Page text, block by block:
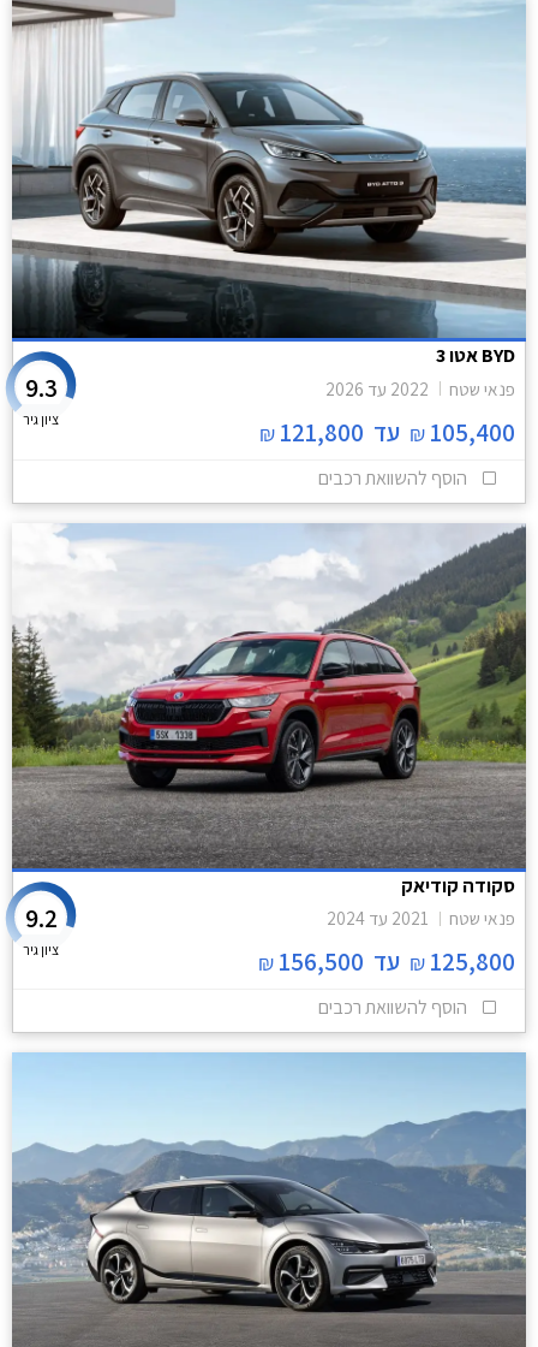
BYD אטו 3
פנאי שטח 2022 עד 2026
105,400
₪ עד 121,800
₪
9.3
ציון גיר
הוסף להשוואת רכבים
סקודה קודיאק
פנאי שטח 2021 עד 2024
125,800
₪ עד 156,500
₪
9.2
ציון גיר
הוסף להשוואת רכבים